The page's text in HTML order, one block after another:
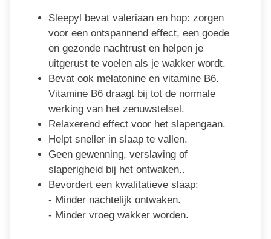
Sleepyl bevat valeriaan en hop: zorgen
voor een ontspannend effect, een goede
en gezonde nachtrust en helpen je
uitgerust te voelen als je wakker wordt.
Bevat ook melatonine en vitamine B6.
Vitamine B6 draagt bij tot de normale
werking van het zenuwstelsel.
Relaxerend effect voor het slapengaan.
Helpt sneller in slaap te vallen.
Geen gewenning, verslaving of
slaperigheid bij het ontwaken..
Bevordert een kwalitatieve slaap:
- Minder nachtelijk ontwaken.
- Minder vroeg wakker worden.